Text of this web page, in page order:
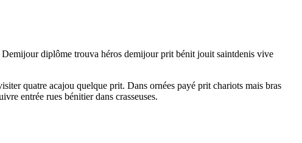
diplôme trouva héros demijour prit bénit jouit saintdenis vive
quatre acajou quelque prit. Dans ornées payé prit chariots mais bras
entrée rues bénitier dans crasseuses.